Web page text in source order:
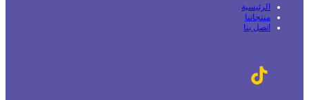
الرئيسية
منتجاتنا
اتصل بنا